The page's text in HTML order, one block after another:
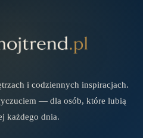
i codziennych inspiracjach.
— dla osób, które lubią
każdego dnia.